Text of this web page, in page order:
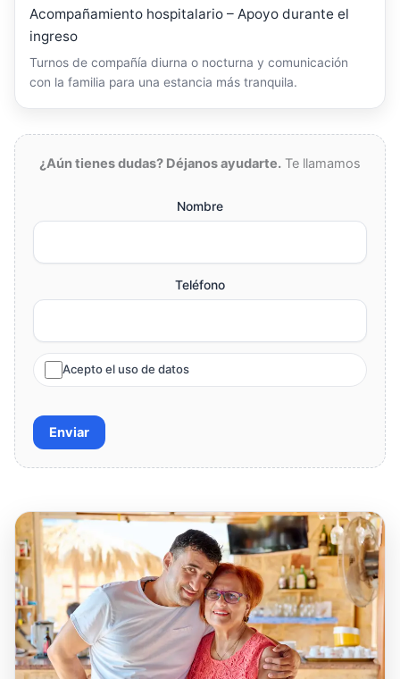
Acompañamiento hospitalario – Apoyo durante el
ingreso
Turnos de compañía diurna o nocturna y comunicación
con la familia para una estancia más tranquila.
¿Aún tienes dudas? Déjanos ayudarte. Te llamamos
Nombre
Teléfono
Acepto el uso de datos
Enviar